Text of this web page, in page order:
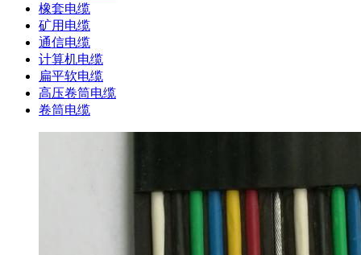
橡套电缆
矿用电缆
通信电缆
计算机电缆
扁平软电缆
高压卷筒电缆
卷筒电缆